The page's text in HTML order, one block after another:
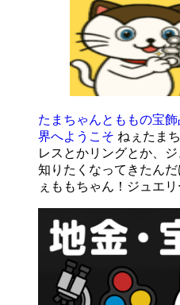
たまちゃんとももの宝
界へようこそ ねぇたま
レスとかリングとか、
知りたくなってきたん
ぇももちゃん！ジュエ